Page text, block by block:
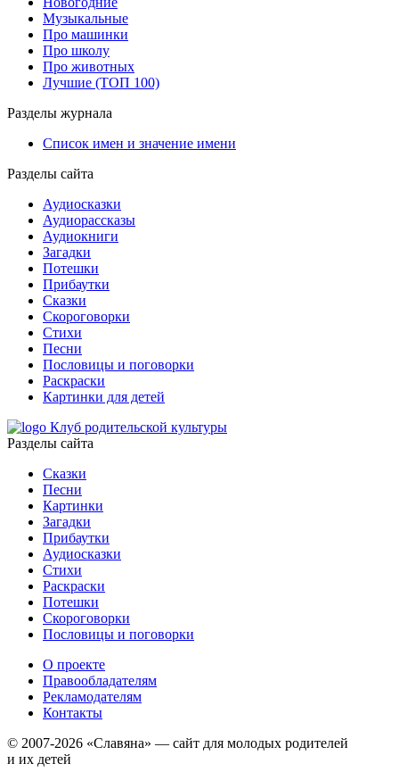
Музыкальные
Про машинки
Про школу
Про животных
Лучшие (ТОП 100)
Разделы журнала
Список имен и значение имени
Разделы сайта
Аудиосказки
Аудиорассказы
Аудиокниги
Загадки
Потешки
Прибаутки
Сказки
Скороговорки
Стихи
Песни
Пословицы и поговорки
Раскраски
Картинки для детей
Клуб родительской культуры
Разделы сайта
Сказки
Песни
Картинки
Загадки
Прибаутки
Аудиосказки
Стихи
Раскраски
Потешки
Скороговорки
Пословицы и поговорки
О проекте
Правообладателям
Рекламодателям
Контакты
© 2007-2026 «Славяна» — сайт для молодых родителей
и их детей